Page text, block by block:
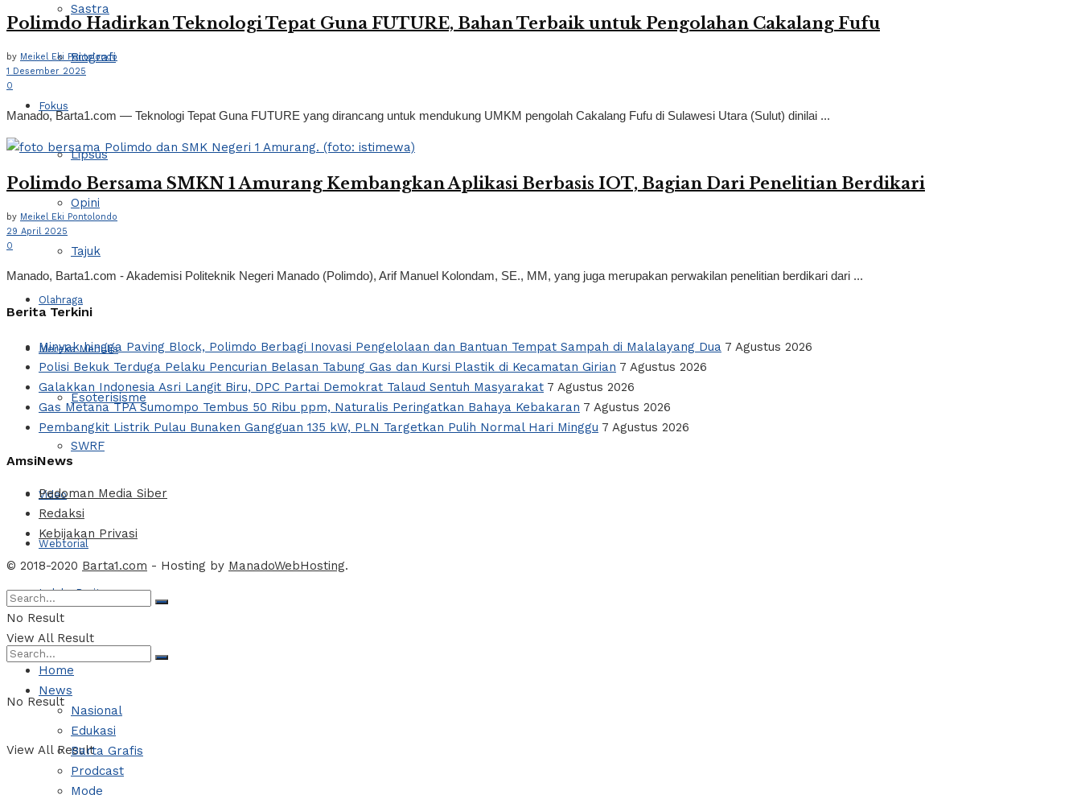
Sastra
Biografi
Fokus
Lipsus
Opini
Tajuk
Olahraga
Mereka Menulis
Esoterisisme
SWRF
Video
Webtorial
Indeks Berita
No Result
View All Result
Polimdo Hadirkan Teknologi Tepat Guna FUTURE, Bahan Terbaik untuk Pengolahan Cakalang Fufu
by Meikel Eki Pontolondo
1 Desember 2025
0
Manado, Barta1.com — Teknologi Tepat Guna FUTURE yang dirancang untuk mendukung UMKM pengolah Cakalang Fufu di Sulawesi Utara (Sulut) dinilai ...
Polimdo Bersama SMKN 1 Amurang Kembangkan Aplikasi Berbasis IOT, Bagian Dari Penelitian Berdikari
by Meikel Eki Pontolondo
29 April 2025
0
Manado, Barta1.com - Akademisi Politeknik Negeri Manado (Polimdo), Arif Manuel Kolondam, SE., MM, yang juga merupakan perwakilan penelitian berdikari dari ...
Berita Terkini
Minyak hingga Paving Block, Polimdo Berbagi Inovasi Pengelolaan dan Bantuan Tempat Sampah di Malalayang Dua 7 Agustus 2026
Polisi Bekuk Terduga Pelaku Pencurian Belasan Tabung Gas dan Kursi Plastik di Kecamatan Girian 7 Agustus 2026
Galakkan Indonesia Asri Langit Biru, DPC Partai Demokrat Talaud Sentuh Masyarakat 7 Agustus 2026
Gas Metana TPA Sumompo Tembus 50 Ribu ppm, Naturalis Peringatkan Bahaya Kebakaran 7 Agustus 2026
Pembangkit Listrik Pulau Bunaken Gangguan 135 kW, PLN Targetkan Pulih Normal Hari Minggu 7 Agustus 2026
AmsiNews
Pedoman Media Siber
Redaksi
Kebijakan Privasi
© 2018-2020 Barta1.com - Hosting by ManadoWebHosting.
No Result
View All Result
Home
News
Nasional
Edukasi
Barta Grafis
Prodcast
Mode